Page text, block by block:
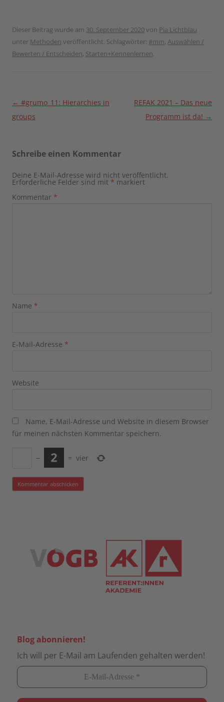
Dieser Beitrag wurde am 30. September 2020von Pia Lichtblau
unter Methoden veröffentlicht. Schlagwörter: #mm, Auswählen /
Bewerten / Entscheiden, Starten+Kennenlernen.
Beitragsnavigation
← #grumo_11: Hierarchies in
groups
REFAK 2021 – Das neue
Programm ist da! →
Schreibe einen Kommentar
Deine E-Mail-Adresse wird nicht veröffentlicht.
Erforderliche Felder sind mit * markiert
Kommentar *
Name *
E-Mail-Adresse *
Website
Name, E-Mail-Adresse und Website in diesem Browser
für meinen nächsten Kommentar speichern.
− = vier
Blog abonnieren!
Ich will per E-Mail am Laufenden gehalten werden!